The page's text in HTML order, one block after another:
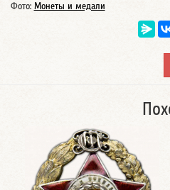
Фото: Монеты и медали